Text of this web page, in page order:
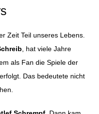
Zeit Teil unseres Lebens.
, hat viele Jahre
als Fan die Spiele der
Das bedeutete nicht